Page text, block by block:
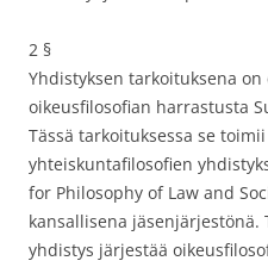
2 §
Yhdistyksen tarkoituksena
oikeusfilosofian harrastusta
Tässä tarkoituksessa se
yhteiskuntafilosofien
for Philosophy of Law and
kansallisena jäsenjärjestönä.
yhdistys järjestää